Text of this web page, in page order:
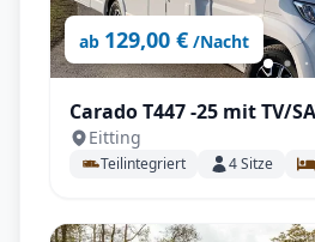
ab 129,00 € /Nacht
Carado T447 -25 mit TV/
Paket
Eitting
Teilintegriert 4Sitze